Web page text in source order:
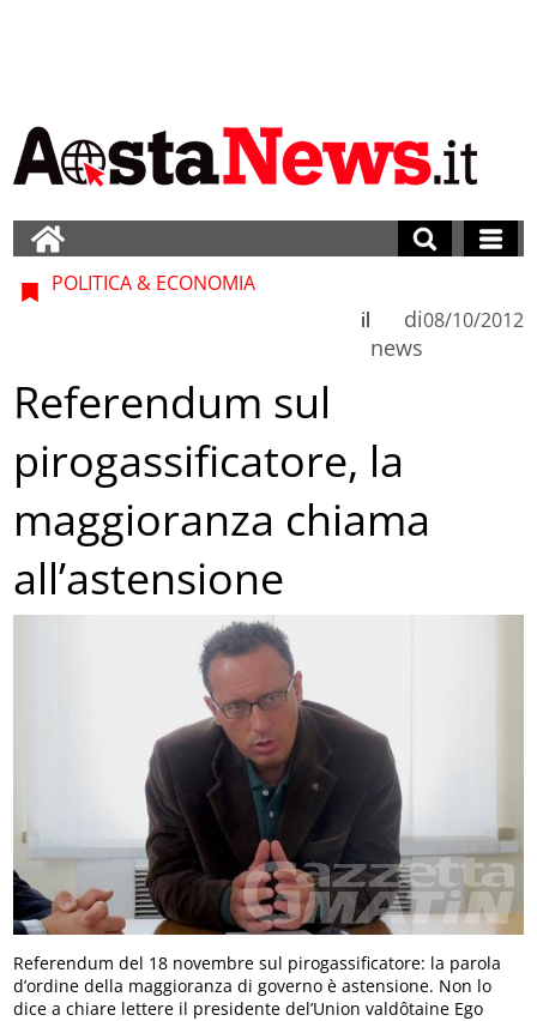
POLITICA & ECONOMIA
di
news
il 08/10/2012
Referendum sul
pirogassificatore, la
maggioranza chiama
all’astensione
Referendum del 18 novembre sul pirogassificatore: la parola
d’ordine della maggioranza di governo è astensione. Non lo
dice a chiare lettere il presidente del’Union valdôtaine Ego